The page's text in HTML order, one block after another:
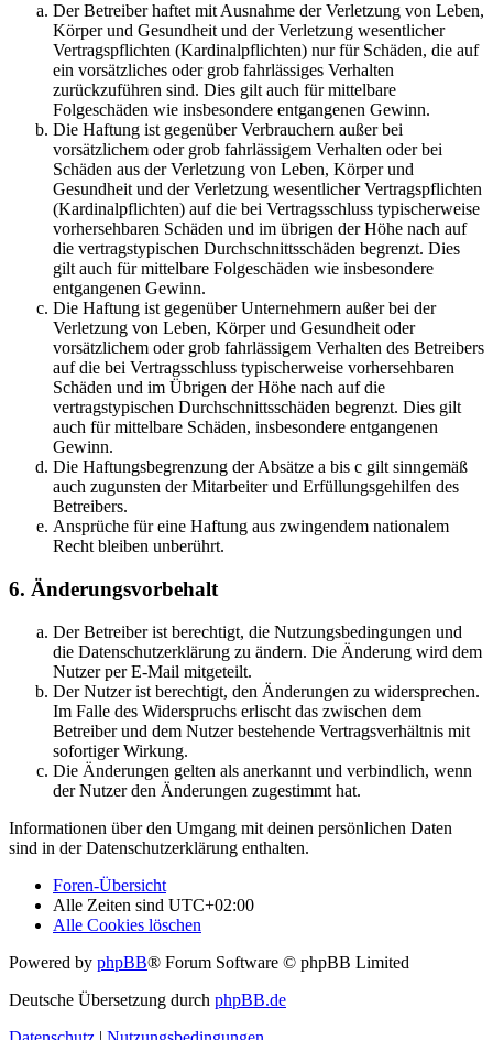
Der Betreiber haftet mit Ausnahme der Verletzung von Leben,
Körper und Gesundheit und der Verletzung wesentlicher
Vertragspflichten (Kardinalpflichten) nur für Schäden, die auf
ein vorsätzliches oder grob fahrlässiges Verhalten
zurückzuführen sind. Dies gilt auch für mittelbare
Folgeschäden wie insbesondere entgangenen Gewinn.
Die Haftung ist gegenüber Verbrauchern außer bei
vorsätzlichem oder grob fahrlässigem Verhalten oder bei
Schäden aus der Verletzung von Leben, Körper und
Gesundheit und der Verletzung wesentlicher Vertragspflichten
(Kardinalpflichten) auf die bei Vertragsschluss typischerweise
vorhersehbaren Schäden und im übrigen der Höhe nach auf
die vertragstypischen Durchschnittsschäden begrenzt. Dies
gilt auch für mittelbare Folgeschäden wie insbesondere
entgangenen Gewinn.
Die Haftung ist gegenüber Unternehmern außer bei der
Verletzung von Leben, Körper und Gesundheit oder
vorsätzlichem oder grob fahrlässigem Verhalten des Betreibers
auf die bei Vertragsschluss typischerweise vorhersehbaren
Schäden und im Übrigen der Höhe nach auf die
vertragstypischen Durchschnittsschäden begrenzt. Dies gilt
auch für mittelbare Schäden, insbesondere entgangenen
Gewinn.
Die Haftungsbegrenzung der Absätze a bis c gilt sinngemäß
auch zugunsten der Mitarbeiter und Erfüllungsgehilfen des
Betreibers.
Ansprüche für eine Haftung aus zwingendem nationalem
Recht bleiben unberührt.
6. Änderungsvorbehalt
Der Betreiber ist berechtigt, die Nutzungsbedingungen und
die Datenschutzerklärung zu ändern. Die Änderung wird dem
Nutzer per E-Mail mitgeteilt.
Der Nutzer ist berechtigt, den Änderungen zu widersprechen.
Im Falle des Widerspruchs erlischt das zwischen dem
Betreiber und dem Nutzer bestehende Vertragsverhältnis mit
sofortiger Wirkung.
Die Änderungen gelten als anerkannt und verbindlich, wenn
der Nutzer den Änderungen zugestimmt hat.
Informationen über den Umgang mit deinen persönlichen Daten
sind in der Datenschutzerklärung enthalten.
Foren-Übersicht
Alle Zeiten sind UTC+02:00
Alle Cookies löschen
Powered by phpBB® Forum Software © phpBB Limited
Deutsche Übersetzung durch phpBB.de